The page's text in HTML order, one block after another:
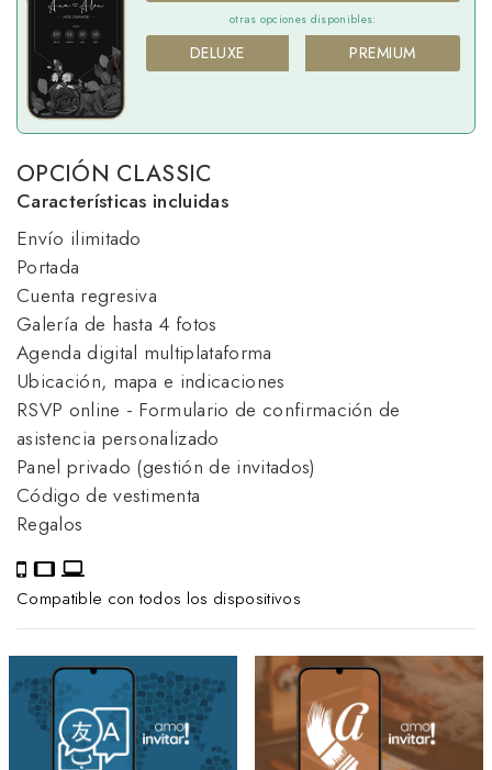
otras opciones disponibles:
DELUXE PREMIUM
OPCIÓN CLASSIC
Características incluidas
Envío ilimitado
Portada
Cuenta regresiva
Galería de hasta 4 fotos
Agenda digital multiplataforma
Ubicación, mapa e indicaciones
RSVP online - Formulario de confirmación de
asistencia personalizado
Panel privado (gestión de invitados)
Código de vestimenta
Regalos
Compatible con todos los dispositivos